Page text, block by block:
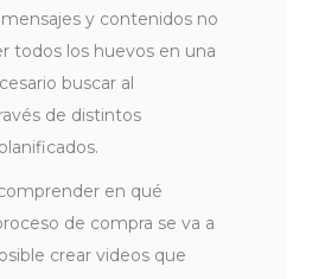
y contenidos no
todos los huevos en una
buscar al
de distintos
en qué
de compra se va a
crear videos que